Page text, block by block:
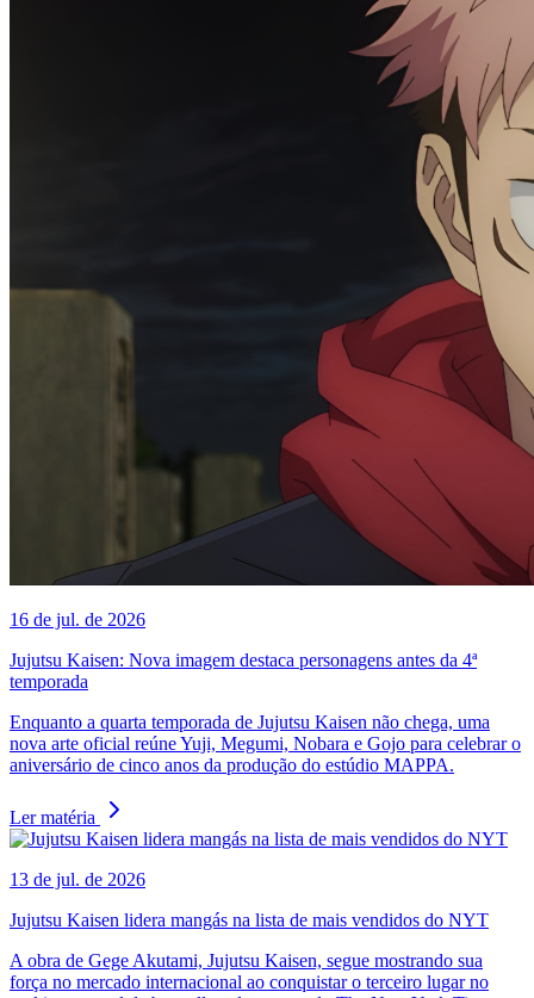
16 de jul. de 2026
Jujutsu Kaisen: Nova imagem destaca personagens antes da 4ª
temporada
Enquanto a quarta temporada de Jujutsu Kaisen não chega, uma
nova arte oficial reúne Yuji, Megumi, Nobara e Gojo para celebrar o
aniversário de cinco anos da produção do estúdio MAPPA.
Ler matéria
13 de jul. de 2026
Jujutsu Kaisen lidera mangás na lista de mais vendidos do NYT
A obra de Gege Akutami, Jujutsu Kaisen, segue mostrando sua
força no mercado internacional ao conquistar o terceiro lugar no